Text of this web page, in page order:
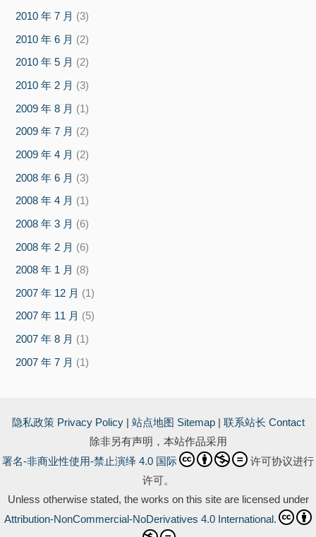
2010 年 7 月 (3)
2010 年 6 月 (2)
2010 年 5 月 (2)
2010 年 2 月 (3)
2009 年 8 月 (1)
2009 年 7 月 (2)
2009 年 4 月 (2)
2008 年 6 月 (3)
2008 年 4 月 (1)
2008 年 3 月 (6)
2008 年 2 月 (6)
2008 年 1 月 (8)
2007 年 12 月 (1)
2007 年 11 月 (5)
2007 年 8 月 (1)
2007 年 7 月 (1)
隐私政策 Privacy Policy| 站点地图 Sitemap| 联系站长 Contact
除非另有声明，本站作品采用
署名-非商业性使用-禁止演绎 4.0 国际
许可协议进行
许可。
Unless otherwise stated, the works on this site are licensed under
Attribution-NonCommercial-NoDerivatives 4.0 International.